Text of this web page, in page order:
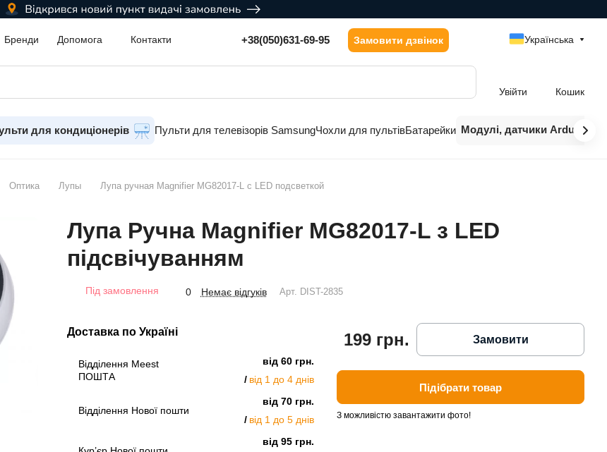
Бренди Допомога Контакти +38(050)631-69-95 Замовити дзвінок Українська
Увійти Кошик
для кондиціонерів Пульти для телевізорів SamsungЧохли для пультівБатарейки Модулі, датчики Arduino
Оптика Лупы Лупа ручная Magnifier MG82017-L с LED подсветкой
Лупа Ручна Magnifier MG82017-L з LED
підсвічуванням
Під замовлення 0 Немає відгуків Арт. DIST-2835
Доставка по Україні
Відділення Meest
ПОШТА
від 60 грн.
від 1 до 4 днів
Відділення Нової пошти
від 70 грн.
від 1 до 5 днів
від 95 грн.
199 грн. Замовити
Підібрати товар
З можливістю завантажити фото!